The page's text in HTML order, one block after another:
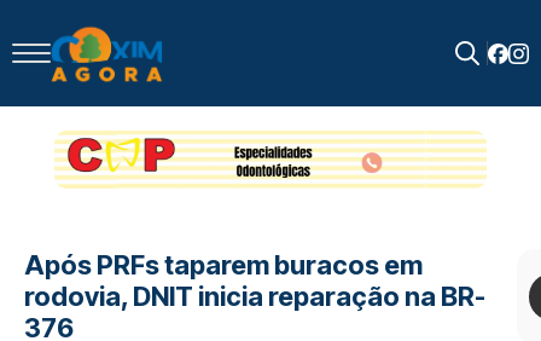
for:
Após PRFs taparem buracos em
rodovia, DNIT inicia reparação na BR-
376